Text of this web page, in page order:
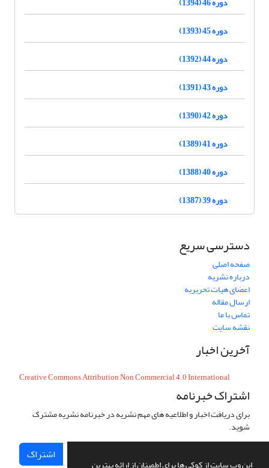
این وب سایت از کوکی ها برای اطمینان از ارائه بهترین
دوره 45 (1393)
دوره 44 (1392)
دوره 43 (1391)
دوره 42 (1390)
دوره 41 (1389)
دوره 40 (1388)
دوره 39 (1387)
دسترسی سریع
صفحه اصلی
درباره نشریه
اعضای هیات تحریریه
ارسال مقاله
تماس با ما
نقشه سایت
آخرین اخبار
Creative Commons Attribution Non Commercial 4.0 International
اشتراک خبرنامه
برای دریافت اخبار و اطلاعیه های مهم نشریه در خبرنامه نشریه مشترک
شوید.
اشتراک